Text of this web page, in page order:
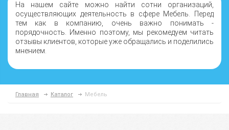
На нашем сайте можно найти сотни организаций,
осуществляющих деятельность в сфере Мебель. Перед
тем как в компанию, очень важно понимать -
порядочность. Именно поэтому, мы рекомедуем читать
отзывы клиентов, которые уже обращались и поделились
мнением.
Главная Каталог Мебель